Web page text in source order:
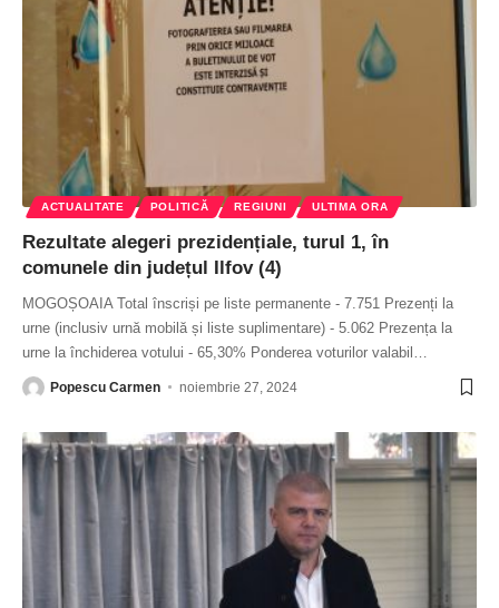
ACTUALITATE POLITICĂ REGIUNI ULTIMA ORA
Rezultate alegeri prezidențiale, turul 1, în
comunele din județul Ilfov (4)
MOGOȘOAIA Total înscriși pe liste permanente - 7.751 Prezenți la
urne (inclusiv urnă mobilă și liste suplimentare) - 5.062 Prezența la
urne la închiderea votului - 65,30% Ponderea voturilor valabil
Popescu Carmen noiembrie 27, 2024